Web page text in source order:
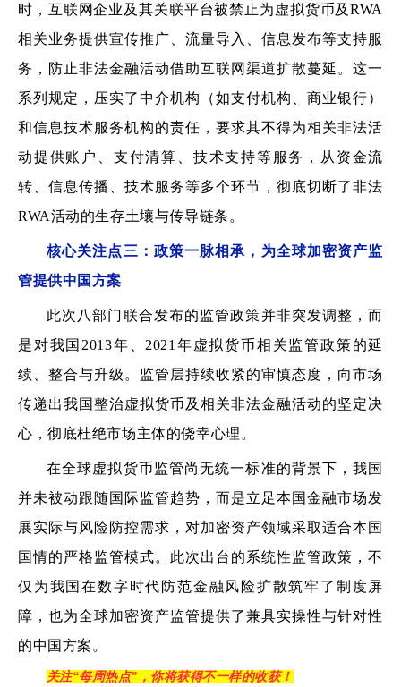
时，互联网企业及其关联平台被禁止为虚拟货币及RWA
相关业务提供宣传推广、流量导入、信息发布等支持服
务，防止非法金融活动借助互联网渠道扩散蔓延。这一
系列规定，压实了中介机构（如支付机构、商业银行）
和信息技术服务机构的责任，要求其不得为相关非法活
动提供账户、支付清算、技术支持等服务，从资金流
转、信息传播、技术服务等多个环节，彻底切断了非法
RWA活动的生存土壤与传导链条。
核心关注点三：政策一脉相承，为全球加密资产监
管提供中国方案
此次八部门联合发布的监管政策并非突发调整，而
是对我国2013年、2021年虚拟货币相关监管政策的延
续、整合与升级。监管层持续收紧的审慎态度，向市场
传递出我国整治虚拟货币及相关非法金融活动的坚定决
心，彻底杜绝市场主体的侥幸心理。
在全球虚拟货币监管尚无统一标准的背景下，我国
并未被动跟随国际监管趋势，而是立足本国金融市场发
展实际与风险防控需求，对加密资产领域采取适合本国
国情的严格监管模式。此次出台的系统性监管政策，不
仅为我国在数字时代防范金融风险扩散筑牢了制度屏
障，也为全球加密资产监管提供了兼具实操性与针对性
的中国方案。
关注“每周热点”，你将获得不一样的收获！